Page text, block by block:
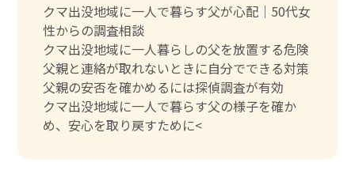
クマ出没地域に一人で暮らす父が心配｜50代女
性からの調査相談
クマ出没地域に一人暮らしの父を放置する危険
父親と連絡が取れないときに自分でできる対策
父親の安否を確かめるには探偵調査が有効
クマ出没地域に一人で暮らす父の様子を確か
め、安心を取り戻すために<